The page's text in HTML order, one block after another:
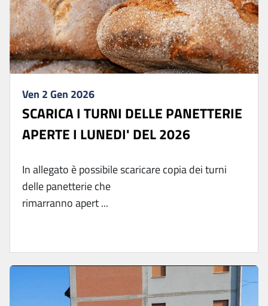
Ven 2 Gen 2026
SCARICA I TURNI DELLE PANETTERIE
APERTE I LUNEDI' DEL 2026
In allegato è possibile scaricare copia dei turni
delle panetterie che
rimarranno apert ...